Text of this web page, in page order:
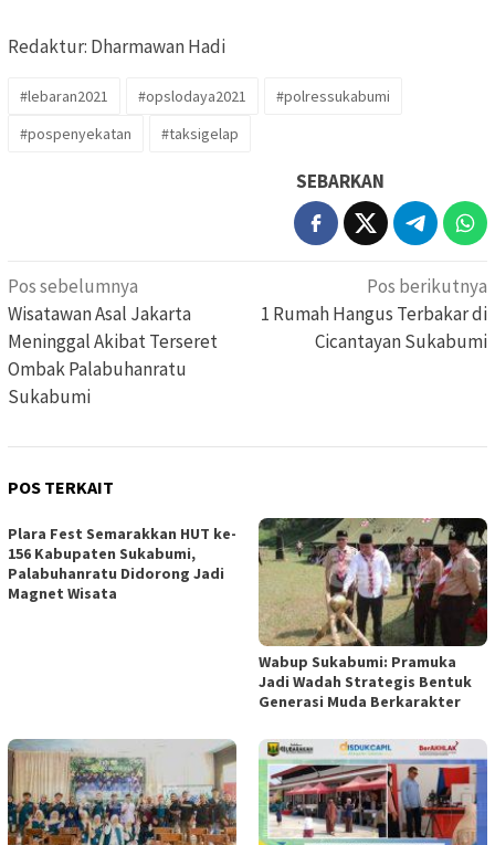
Redaktur: Dharmawan Hadi
#lebaran2021 #opslodaya2021
#polressukabumi
#pospenyekatan
#taksigelap
SEBARKAN
Navigasi
pos
Pos sebelumnya
Wisatawan Asal Jakarta
Meninggal Akibat Terseret
Ombak Palabuhanratu
Sukabumi
Pos berikutnya
1 Rumah Hangus Terbakar di
Cicantayan Sukabumi
POS TERKAIT
Plara Fest Semarakkan HUT ke-
156 Kabupaten Sukabumi,
Palabuhanratu Didorong Jadi
Magnet Wisata
Wabup Sukabumi: Pramuka
Jadi Wadah Strategis Bentuk
Generasi Muda Berkarakter